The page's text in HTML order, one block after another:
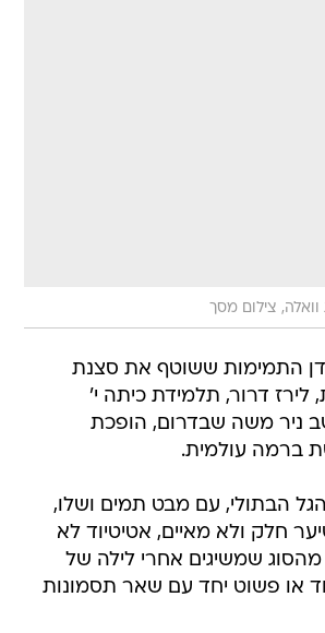
צילום מסך
התמימות ששוטף את סצנת
לירז דרור, תלמידת כיתה י'
ניר משה שבדרום, הופכת
ברמה עולמית.
הבתולי, עם מבט תמים ושלו,
חלק ולא מאיים, אטיטיוד לא
שמשיגים אחרי לילה של
או פשוט יחד עם שאר תסמונות